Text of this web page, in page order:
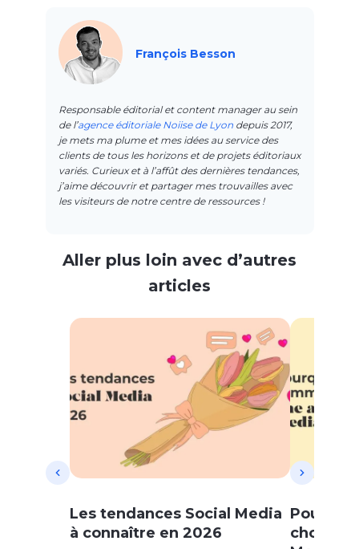
François Besson
Responsable éditorial et content manager au sein
de l’agence éditoriale Noiise de Lyondepuis 2017,
je mets ma plume et mes idées au service des
clients de tous les horizons et de projets éditoriaux
variés. Curieux et à l’affût des dernières tendances,
j’aime découvrir et partager mes trouvailles avec
les visiteurs de notre centre de ressources !
Aller plus loin avec d’autres
articles
Les tendances Social Media
à connaître en 2026
choisir